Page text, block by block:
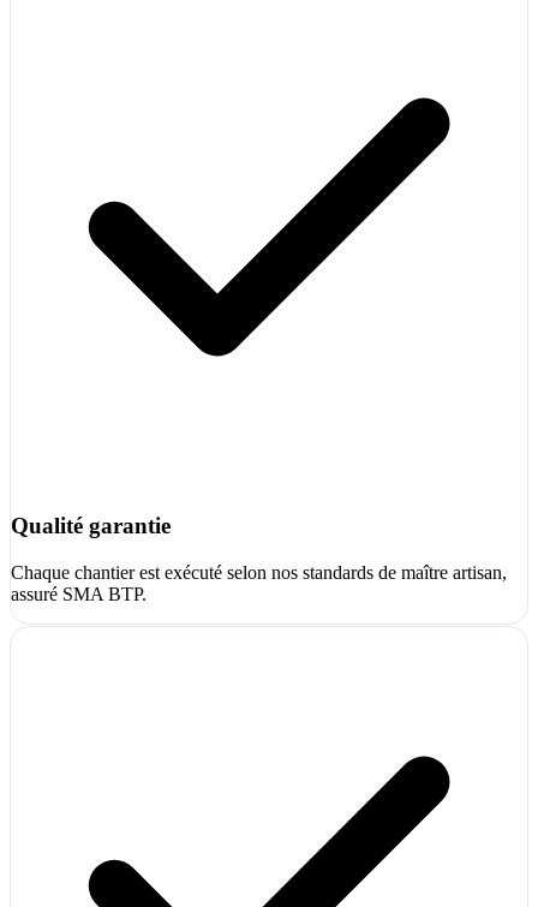
Qualité garantie
Chaque chantier est exécuté selon nos standards de maître artisan,
assuré SMA BTP.